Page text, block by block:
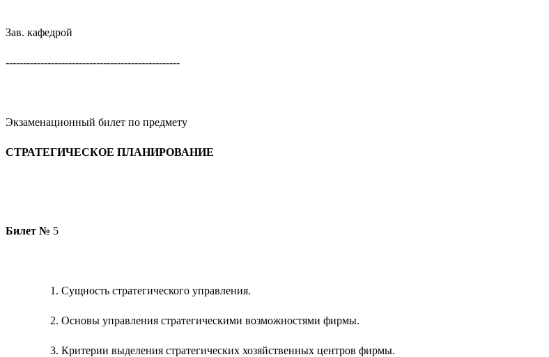
Зав. кафедрой
--------------------------------------------------
Экзаменационный билет по предмету
СТРАТЕГИЧЕСКОЕ ПЛАНИРОВАНИЕ
Билет № 5
Сущность стратегического управления.
Основы управления стратегическими возможностями фирмы.
Критерии выделения стратегических хозяйственных центров фирмы.